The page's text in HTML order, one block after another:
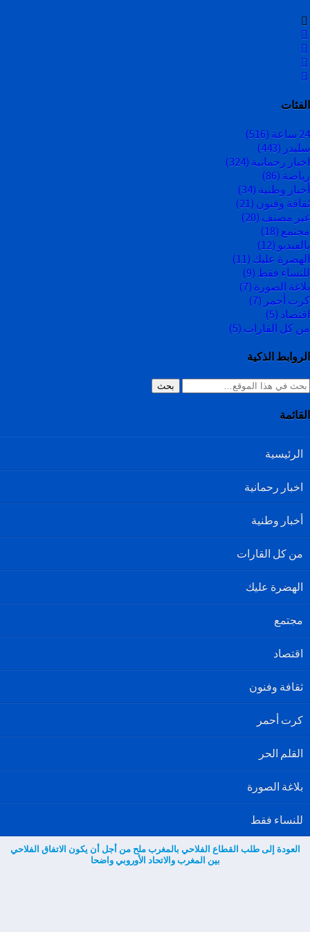
الفئات
24 ساعة
(516)
سليدر (443)
اخبار رحمانية (324)
رياضة (86)
أخبار وطنية (34)
ثقافة وفنون (21)
غير مصنف (20)
مجتمع (18)
بالفيديو (12)
الهضرة عليك (11)
للنساء فقط (9)
بلاغة الصورة (7)
كرت أحمر (7)
اقتصاد (5)
من كل القارات (5)
الروابط الذكية
بحث
القائمة
الرئيسية
اخبار رحمانية
أخبار وطنية
من كل القارات
الهضرة عليك
مجتمع
اقتصاد
ثقافة وفنون
كرت أحمر
القلم الحر
بلاغة الصورة
للنساء فقط
العودة إلى طلب القطاع الفلاحي بالمغرب ملح من أجل أن يكون الاتفاق الفلاحي
بين المغرب والاتحاد الأوروبي واضحا